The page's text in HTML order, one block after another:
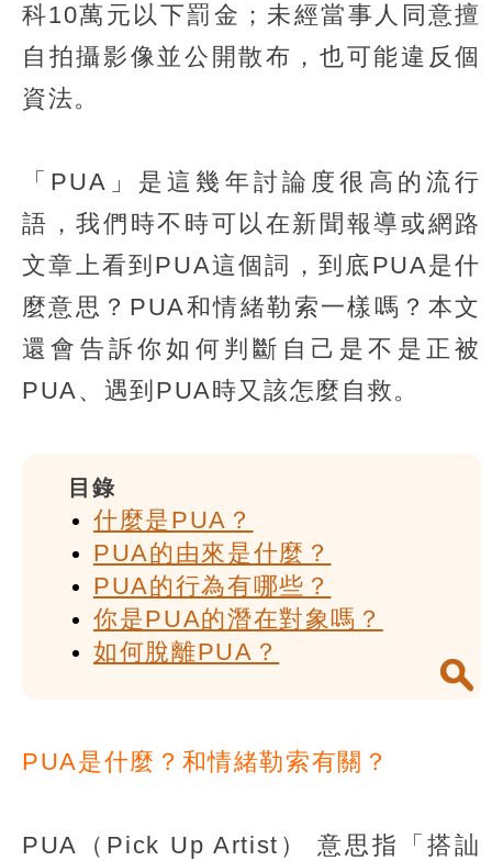
科10萬元以下罰金；未經當事人同意擅
自拍攝影像並公開散布，也可能違反個
資法。
「PUA」是這幾年討論度很高的流行
語，我們時不時可以在新聞報導或網路
文章上看到PUA這個詞，到底PUA是什
麼意思？PUA和情緒勒索一樣嗎？本文
還會告訴你如何判斷自己是不是正被
PUA、遇到PUA時又該怎麼自救。
目錄
什麼是PUA？
PUA的由來是什麼？
PUA的行為有哪些？
你是PUA的潛在對象嗎？
如何脫離PUA？
PUA是什麼？和情緒勒索有關？
PUA（Pick Up Artist） 意思指「搭訕